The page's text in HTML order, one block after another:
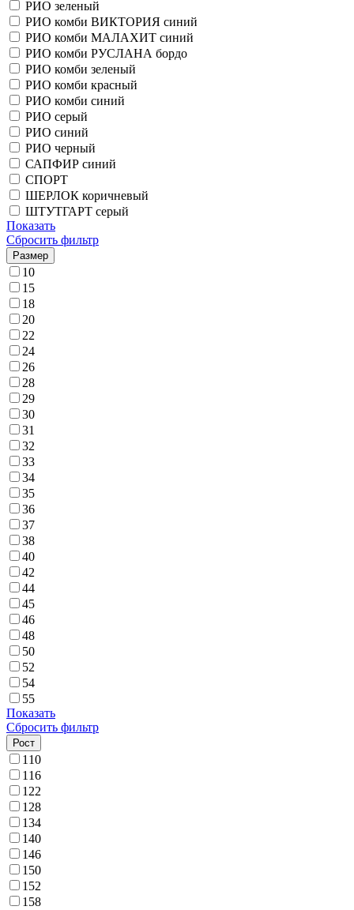
РИО зеленый
РИО комби ВИКТОРИЯ синий
РИО комби МАЛАХИТ синий
РИО комби РУСЛАНА бордо
РИО комби зеленый
РИО комби красный
РИО комби синий
РИО серый
РИО синий
РИО черный
САПФИР синий
СПОРТ
ШЕРЛОК коричневый
ШТУТГАРТ серый
Показать
Сбросить фильтр
Размер
10
15
18
20
22
24
26
28
29
30
31
32
33
34
35
36
37
38
40
42
44
45
46
48
50
52
54
55
Показать
Сбросить фильтр
Рост
110
116
122
128
134
140
146
150
152
158